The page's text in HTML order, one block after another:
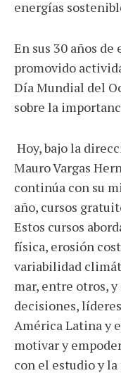
energías
En sus 30 años
promovido
Día Mundial del
sobre la
Hoy, bajo la
Mauro Vargas
continúa con su
año, cursos
Estos cursos
física, erosión
variabilidad
mar, entre otros,
decisiones,
América Latina y
motivar y
con el estudio y